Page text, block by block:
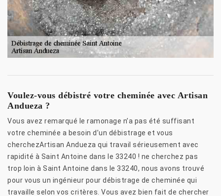
Voulez-vous débistré votre cheminée avec Artisan
Andueza ?
Vous avez remarqué le ramonage n’a pas été suffisant
votre cheminée a besoin d’un débistrage et vous
cherchezArtisan Andueza qui travail sérieusement avec
rapidité à Saint Antoine dans le 33240 ! ne cherchez pas
trop loin à Saint Antoine dans le 33240, nous avons trouvé
pour vous un ingénieur pour débistrage de cheminée qui
travaille selon vos critères. Vous avez bien fait de chercher